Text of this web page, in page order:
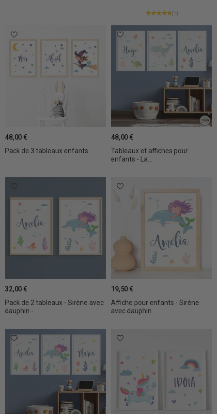
(1)
Pack de 3 tableaux enfants...
48,00 €
Tableaux et affiches pour
enfants - La...
48,00 €
Pack de 2 tableaux - Sirène avec
dauphin -...
32,00 €
Affiche pour enfants - Sirène
avec dauphin...
19,50 €